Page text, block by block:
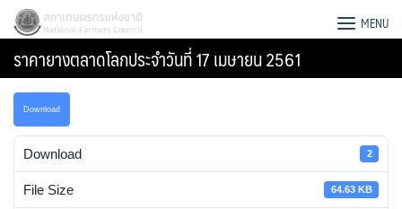
Skip
content
สภาเกษตรกรแห่งชาติ MENU
ราคายางตลาดโลกประจำวันที่ 17 เมษายน 2561
Download
Download 2
File Size 64.63 KB